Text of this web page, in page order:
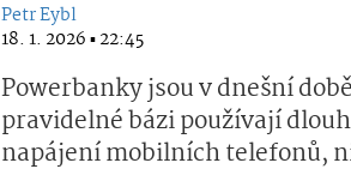
Petr Eybl
18. 1. 2026 ▪ 22:45
Powerbanky jsou v dnešní
pravidelné bázi používají
napájení mobilních telefonů,